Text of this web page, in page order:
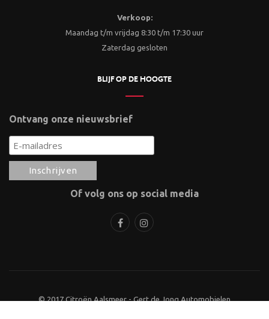
Verkoop:
Maandag t/m vrijdag 8:30 t/m 17:30 uur
Zaterdag gesloten
BLIJF OP DE HOOGTE
Ontvang onze nieuwsbrief
Of volg ons op social media
© 2017 Citroën Aalsmeer - Gert de Jong Automobielen